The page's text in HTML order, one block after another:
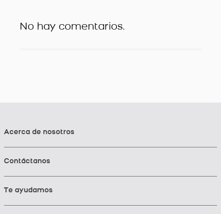
No hay comentarios.
Acerca de nosotros
Contáctanos
Te ayudamos